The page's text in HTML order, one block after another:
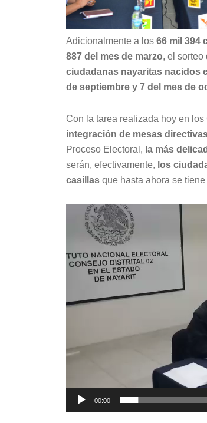
Adicionalmente a los 66 mil 394
887 del mes de marzo, el
ciudadanas nayaritas nacidos
de septiembre y 7 del mes de
Con la tarea realizada hoy en
integración de mesas
Proceso Electoral, la más
serán, efectivamente, los
casillas que hasta ahora se
Reproductor
00:00